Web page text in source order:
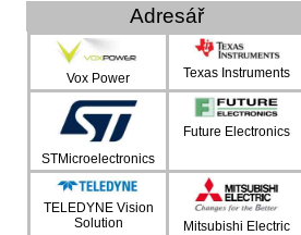
Adresář
Vox Power Texas Instruments
STMicroelectronics
Future Electronics
TELEDYNE Vision
Solution
Mitsubishi Electric